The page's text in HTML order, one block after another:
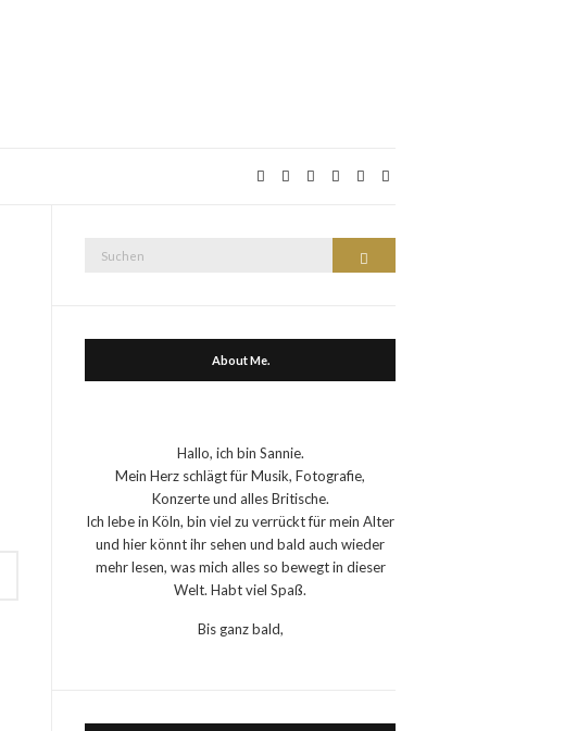
Suchen
About Me.
Hallo, ich bin Sannie.
Mein Herz schlägt für Musik, Fotografie,
Konzerte und alles Britische.
Ich lebe in Köln, bin viel zu verrückt für mein Alter
und hier könnt ihr sehen und bald auch wieder
mehr lesen, was mich alles so bewegt in dieser
Welt. Habt viel Spaß.
Bis ganz bald,